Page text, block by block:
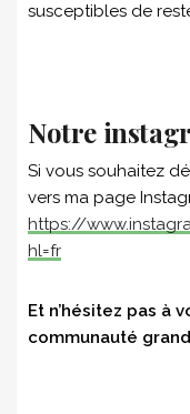
susceptibles de
Notre
Si vous souhaitez
vers ma page
https://
hl=fr
Et n’hésitez pas à
communauté